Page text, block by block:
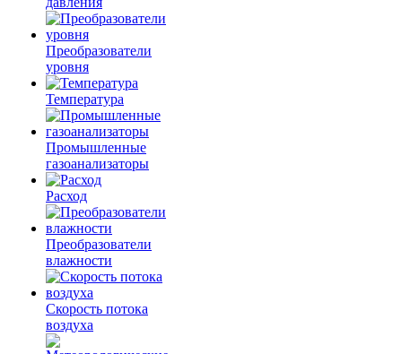
Преобразователи
уровня
Температура
Промышленные
газоанализаторы
Расход
Преобразователи
влажности
Скорость потока
воздуха